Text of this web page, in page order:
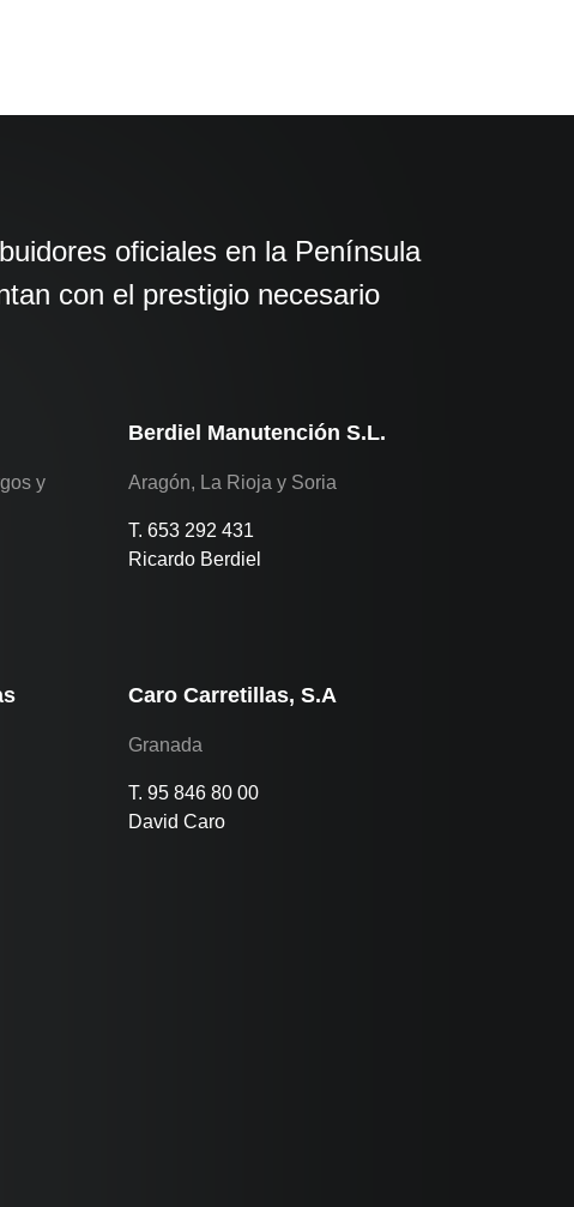
oficiales en la Península
con el prestigio necesario
y
Berdiel Manutención S.L.
Aragón, La Rioja y Soria
T. 653 292 431
Ricardo Berdiel
Caro Carretillas, S.A
Granada
T. 95 846 80 00
David Caro